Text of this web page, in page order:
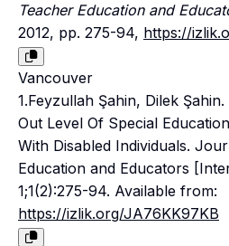
Teacher Education and
2012, pp. 275-94, https://
Vancouver
1.Feyzullah Şahin, Dilek
Out Level Of Special
With Disabled Individuals.
Education and Educators
1;1(2):275-94. Available from:
https://izlik.org/JA76KK97KB